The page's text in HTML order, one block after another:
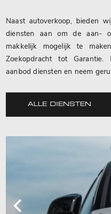
Naast autoverkoop, bieden
diensten aan om de aan-
makkelijk mogelijk te
Zoekopdracht tot
aanbod diensten en neem
ALLE DIENSTEN